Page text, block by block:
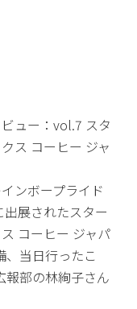
ュー：vol.7 スタ
ス コーヒー ジャ
ンボープライド
出展されたスター
コーヒー ジャパ
、当日行ったこ
報部の林絢子さん